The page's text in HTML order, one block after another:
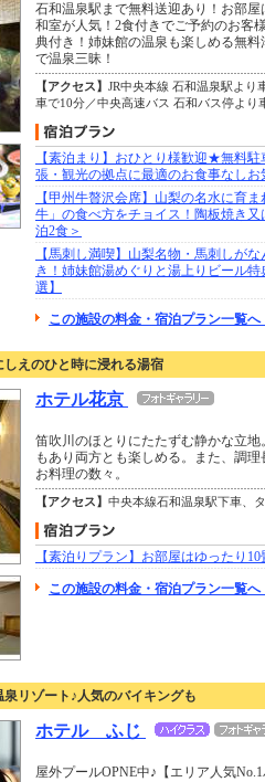
石和温泉駅まで無料送迎あり！お部
和室が人気！2食付きでご予約のお客
典付き！姉妹館の温泉も楽しめる無
で温泉三昧！
【アクセス】 JR中央本線 石和温泉駅より
車で10分／中央高速バス 石和バス停より
【素泊まり】おひとり様歓迎★無料
張・観光の拠点に最適のお食事なしお
【甲州牛贅沢会席】山梨の名水に育
牛」の食べ方をチョイス！陶板焼き又
泊2食＞
【馬刺し満喫】山梨名物・馬刺しがな
き！姉妹館湯めぐりと湯上りビール特
選】
この施設の料金・宿泊プラン一覧
えのひと時に浸れる湯宿
ホテル花京
笛吹川のほとりにたたずむ静かな立
もあり両方とも楽しめる。また、調
お料理の数々。
【アクセス】 中央本線石和温泉駅下車、
【素泊りプラン】お部屋はゆったり
この施設の料金・宿泊プラン一覧
リゾート♪人気のバイキングも
ホテル ふじ
屋外プールOPNE中♪【エリア人気